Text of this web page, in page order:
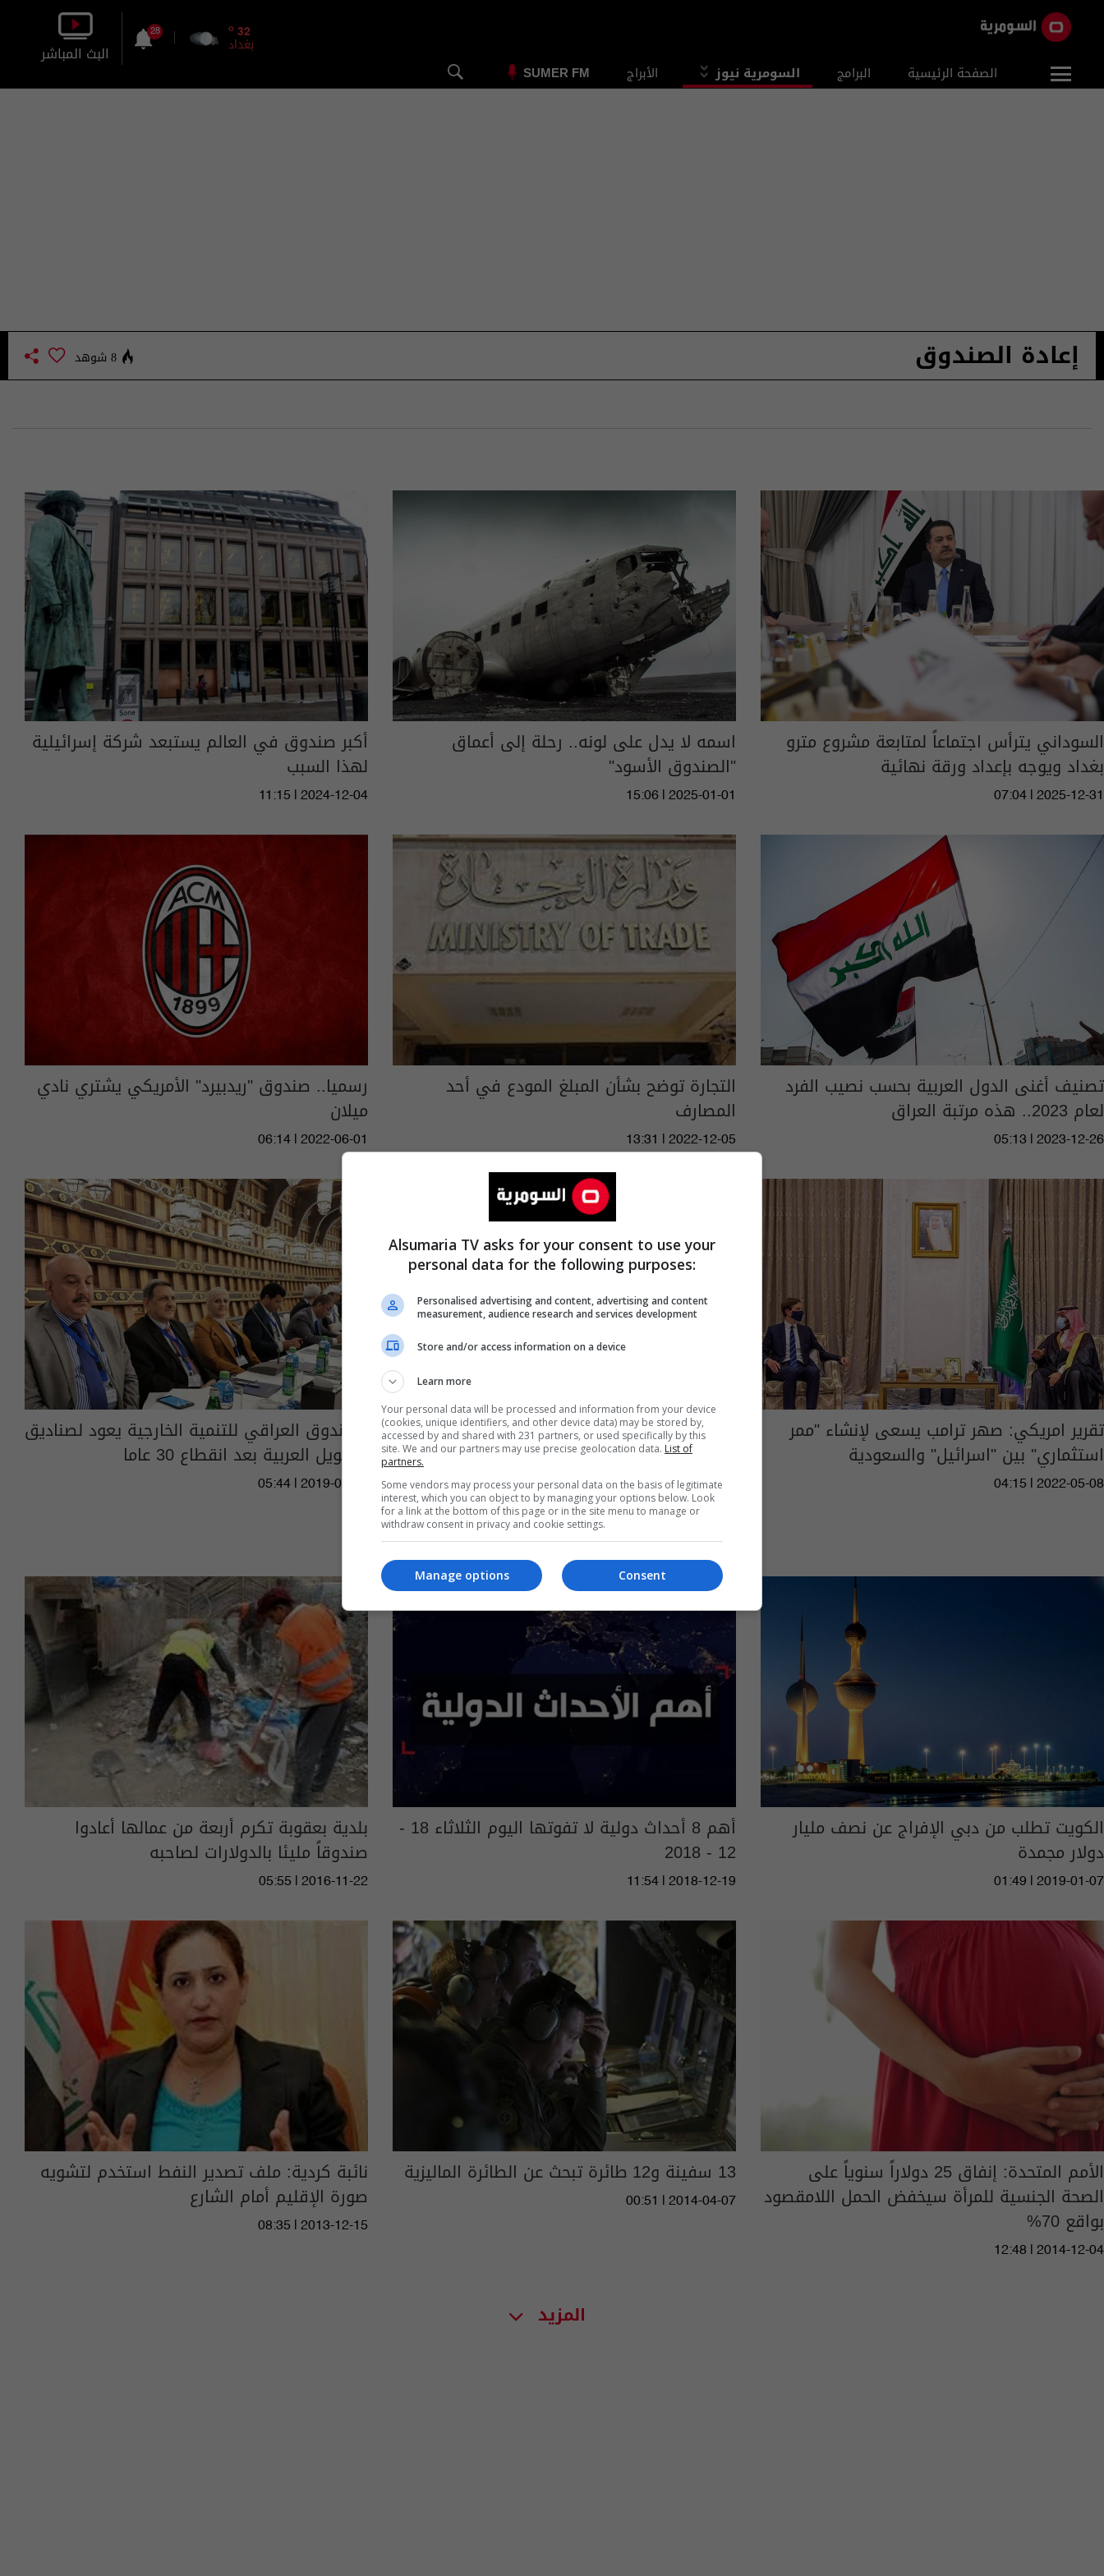
الصفحة الرئيسية البرامج السومرية نيوز الأبراج SUMER FM
32
o
بغداد
28
البث المباشر
إعادة الصندوق 8 شوهد
السوداني يترأس اجتماعاً لمتابعة مشروع مترو
بغداد ويوجه بإعداد ورقة نهائية
07:04 | 2025-12-31
اسمه لا يدل على لونه.. رحلة إلى أعماق
"الصندوق الأسود"
15:06 | 2025-01-01
أكبر صندوق في العالم يستبعد شركة إسرائيلية
لهذا السبب
11:15 | 2024-12-04
تصنيف أغنى الدول العربية بحسب نصيب الفرد
لعام 2023.. هذه مرتبة العراق
05:13 | 2023-12-26
التجارة توضح بشأن المبلغ المودع في أحد
المصارف
13:31 | 2022-12-05
رسميا.. صندوق "ريدبيرد" الأمريكي يشتري نادي
ميلان
06:14 | 2022-06-01
تقرير امريكي: صهر ترامب يسعى لإنشاء "ممر
استثماري" بين "اسرائيل" والسعودية
04:15 | 2022-05-08
حاوية قمامة ذكية ذاتية القيادة... أخر صيحات
التكنولوجيا
04:07 | 2019-10-14
الصندوق العراقي للتنمية الخارجية يعود لصناديق
التمويل العربية بعد انقطاع 30 عاما
05:44 | 2019-09-18
الكويت تطلب من دبي الإفراج عن نصف مليار
دولار مجمدة
01:49 | 2019-01-07
أهم 8 أحداث دولية لا تفوتها اليوم الثلاثاء 18 -
12 - 2018
11:54 | 2018-12-19
بلدية بعقوبة تكرم أربعة من عمالها أعادوا
صندوقاً مليئا بالدولارات لصاحبه
05:55 | 2016-11-22
الأمم المتحدة: إنفاق 25 دولاراً سنوياً على
الصحة الجنسية للمرأة سيخفض الحمل اللامقصود
بواقع 70%
12:48 | 2014-12-04
13 سفينة و12 طائرة تبحث عن الطائرة الماليزية
00:51 | 2014-04-07
نائبة كردية: ملف تصدير النفط استخدم لتشويه
صورة الإقليم أمام الشارع
08:35 | 2013-12-15
المزيد
Alsumaria TV asks for your consent to use your
personal data for the following purposes:
Personalised advertising and content, advertising and content
measurement, audience research and services development
Store and/or access information on a device
Learn more
Your personal data will be processed and information from your device
(cookies, unique identifiers, and other device data) may be stored by,
accessed by and shared with 231 partners, or used specifically by this
site. We and our partners may use precise geolocation data. List of
partners.
Some vendors may process your personal data on the basis of legitimate
interest, which you can object to by managing your options below. Look
for a link at the bottom of this page or in the site menu to manage or
withdraw consent in privacy and cookie settings.
Consent
Manage options